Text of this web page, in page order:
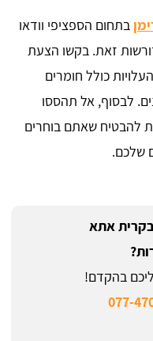
בתחום הספציפי וודאו
זאת. בקשו הצעת
כולל חומרים
לבסוף, אל תהססו
להבטיח שאתם בוחרים
שלכם.
בקרית אתא
בהקדם!
077-